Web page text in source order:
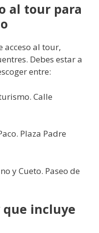
al tour para
acceso al tour,
Debes estar a
entre:
Calle
Plaza Padre
y Cueto. Paseo de
que incluye